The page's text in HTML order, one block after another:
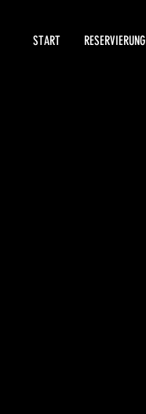
START RESERVIERUNG